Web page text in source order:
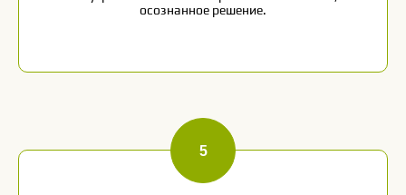
осознанное решение.
Ответственность
обязанности и не боимся ошибиться